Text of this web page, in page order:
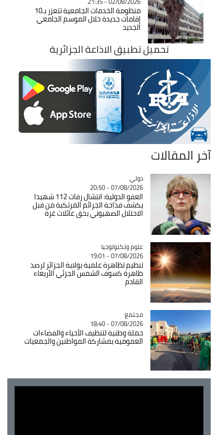
منظومة الخدمات الجامعية تتعزز بـ10
إقامات جديدة خلال الموسم الجامعي
الجديد
تحميل تطبيق الاذاعة الجزائرية
آخر المقالات
Catégorie
دولي
07/08/2026 - 20:50
العفو الدولية: انتشال رفات 112 شهيدا
يكشف فداحة الجرائم المرتكبة من قبل
الاحتلال الصهيوني بحق عائلات غزة
Catégorie
علوم وتكنولوجيا
07/08/2026 - 19:01
تنظيم تظاهرة علمية بولاية الجزائر لرصد
ظاهرة كسوف الشمس الجزئي الأربعاء
القادم
Catégorie
مجتمع
07/08/2026 - 18:40
حملة وطنية لتنظيف الأحياء والفضاءات
العمومية بمشاركة المواطنين والجمعيات